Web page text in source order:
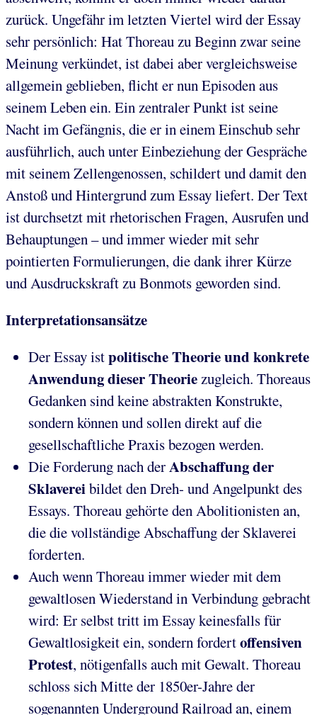
zurück. Ungefähr im letzten Viertel wird der Essay
sehr persönlich: Hat Thoreau zu Beginn zwar seine
Meinung verkündet, ist dabei aber vergleichsweise
allgemein geblieben, flicht er nun Episoden aus
seinem Leben ein. Ein zentraler Punkt ist seine
Nacht im Gefängnis, die er in einem Einschub sehr
ausführlich, auch unter Einbeziehung der Gespräche
mit seinem Zellengenossen, schildert und damit den
Anstoß und Hintergrund zum Essay liefert. Der Text
ist durchsetzt mit rhetorischen Fragen, Ausrufen und
Behauptungen – und immer wieder mit sehr
pointierten Formulierungen, die dank ihrer Kürze
und Ausdruckskraft zu Bonmots geworden sind.
Interpretationsansätze
Der Essay istpolitische Theorie und konkrete
Anwendung dieser Theoriezugleich. Thoreaus
Gedanken sind keine abstrakten Konstrukte,
sondern können und sollen direkt auf die
gesellschaftliche Praxis bezogen werden.
Die Forderung nach derAbschaffungder
Sklavereibildet den Dreh- und Angelpunkt des
Essays. Thoreau gehörte den Abolitionisten an,
die die vollständige Abschaffung der Sklaverei
forderten.
Auch wenn Thoreau immer wieder mit dem
gewaltlosen Wiederstand in Verbindung gebracht
wird: Er selbst tritt im Essay keinesfalls für
Gewaltlosigkeit ein, sondern fordertoffensiven
Protest, nötigenfalls auch mit Gewalt. Thoreau
schloss sich Mitte der 1850er-Jahre der
sogenannten Underground Railroad an, einem